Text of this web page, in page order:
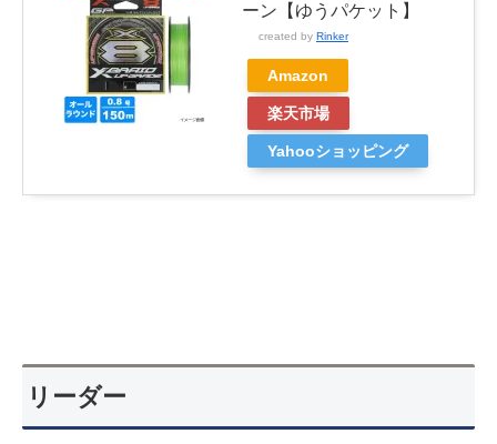
ーン【ゆうパケット】
created by Rinker
Amazon
楽天市場
Yahooショッピング
リーダー